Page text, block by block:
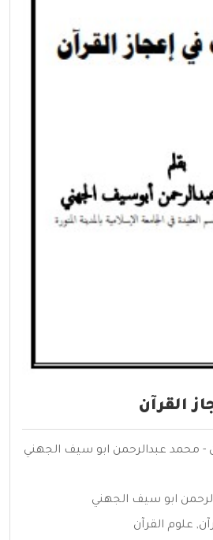
القرآن
- محمد عبدالرحمن ابو سيف الجهني
ابو سيف الجهني
, علوم القرآن